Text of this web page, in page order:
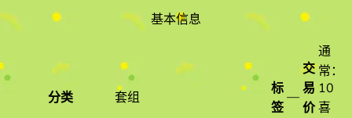
基本信息
分类 套组
标
签
—
交
易
价
通
常：
10
喜